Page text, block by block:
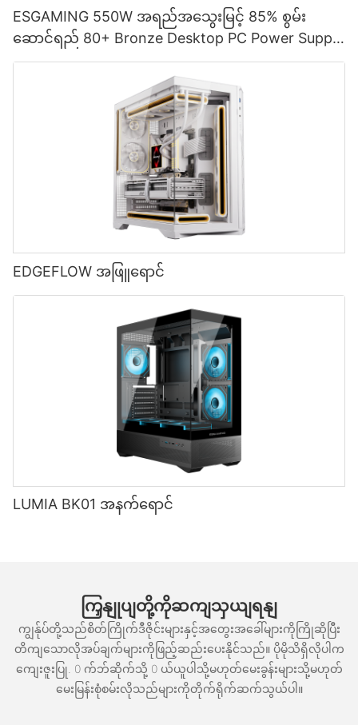
ESGAMING 550W အရည်အသွေးမြင့် 85% စွမ်း
ဆောင်ရည် 80+ Bronze Desktop PC Power Supply
ထောက်ပံ့ရေးပစ္စည်းများ ESB550W
EDGEFLOW အဖြူရောင်
LUMIA BK01 အနက်ရောင်
ကြှနျုပျတို့ကိုဆကျသှယျရနျ
ကျွန်ုပ်တို့သည်စိတ်ကြိုက်ဒီဇိုင်းများနှင့်အတွေးအခေါ်များကိုကြိုဆိုပြီး
တိကျသောလိုအပ်ချက်များကိုဖြည့်ဆည်းပေးနိုင်သည်။ ပိုမိုသိရှိလိုပါက
ကျေးဇူးပြု. 0 က်ဘ်ဆိုက်သို့ 0 ယ်ယူပါသို့မဟုတ်မေးခွန်းများသို့မဟုတ်
မေးမြန်းစုံစမ်းလိုသည်များကိုတိုက်ရိုက်ဆက်သွယ်ပါ။